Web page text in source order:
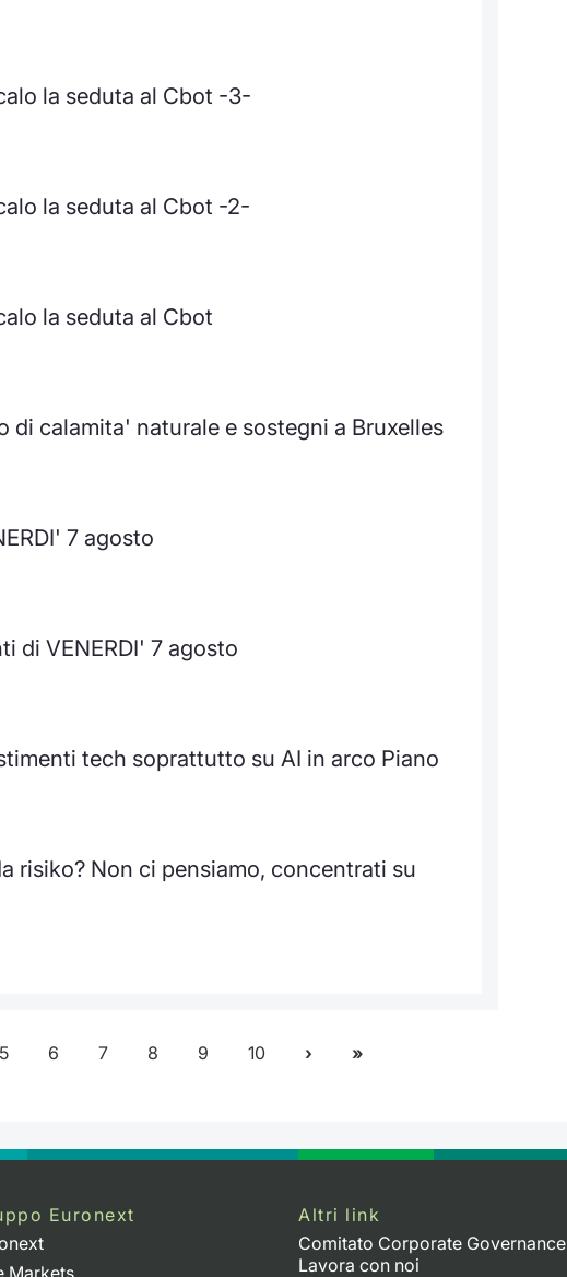
la seduta al Cbot -3-
la seduta al Cbot -2-
la seduta al Cbot
di calamita' naturale e sostegni a Bruxelles
7 agosto
di VENERDI' 7 agosto
tech soprattutto su AI in arco Piano
risiko? Non ci pensiamo, concentrati su
5 6 7 8 9 10
Euronext
Markets
Altri link
Comitato Corporate Governance
Lavora con noi